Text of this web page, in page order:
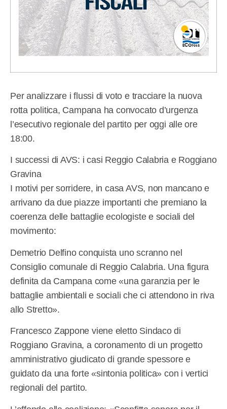
Per analizzare i flussi di voto e tracciare la nuova
rotta politica, Campana ha convocato d’urgenza
l’esecutivo regionale del partito per oggi alle ore
18:00.
I successi di AVS: i casi Reggio Calabria e Roggiano
Gravina
I motivi per sorridere, in casa AVS, non mancano e
arrivano da due piazze importanti che premiano la
coerenza delle battaglie ecologiste e sociali del
movimento:
Demetrio Delfino conquista uno scranno nel
Consiglio comunale di Reggio Calabria. Una figura
definita da Campana come «una garanzia per le
battaglie ambientali e sociali che ci attendono in riva
allo Stretto».
Francesco Zappone viene eletto Sindaco di
Roggiano Gravina, a coronamento di un progetto
amministrativo giudicato di grande spessore e
guidato da una forte «sintonia politica» con i vertici
regionali del partito.